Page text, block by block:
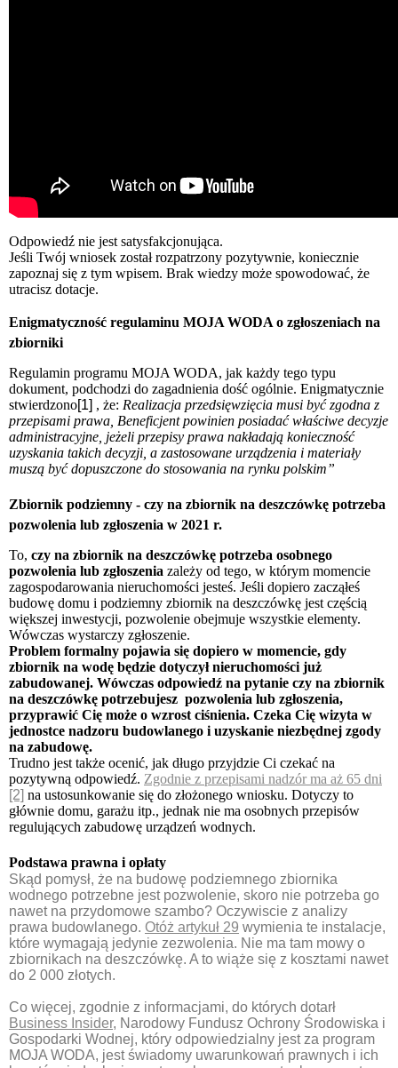
Odpowiedź nie jest satysfakcjonująca.
Jeśli Twój wniosek został rozpatrzony pozytywnie, koniecznie
zapoznaj się z tym wpisem. Brak wiedzy może spowodować, że
utracisz dotacje.
Enigmatyczność regulaminu MOJA WODA o zgłoszeniach na
zbiorniki
Regulamin programu MOJA WODA, jak każdy tego typu
dokument, podchodzi do zagadnienia dość ogólnie. Enigmatycznie
stwierdzono[1] , że: Realizacja przedsięwzięcia musi być zgodna z
przepisami prawa, Beneficjent powinien posiadać właściwe decyzje
administracyjne, jeżeli przepisy prawa nakładają konieczność
uzyskania takich decyzji, a zastosowane urządzenia i materiały
muszą być dopuszczone do stosowania na rynku polskim”
Zbiornik podziemny - czy na zbiornik na deszczówkę potrzeba
pozwolenia lub zgłoszenia w 2021 r.
To, czy na zbiornik na deszczówkę potrzeba osobnego
pozwolenia lub zgłoszenia zależy od tego, w którym momencie
zagospodarowania nieruchomości jesteś. Jeśli dopiero zacząłeś
budowę domu i podziemny zbiornik na deszczówkę jest częścią
większej inwestycji, pozwolenie obejmuje wszystkie elementy.
Wówczas wystarczy zgłoszenie.
Problem formalny pojawia się dopiero w momencie, gdy
zbiornik na wodę będzie dotyczył nieruchomości już
zabudowanej. Wówczas odpowiedź na pytanie czy na zbiornik
na deszczówkę potrzebujesz pozwolenia lub zgłoszenia,
przyprawić Cię może o wzrost ciśnienia. Czeka Cię wizyta w
jednostce nadzoru budowlanego i uzyskanie niezbędnej zgody
na zabudowę.
Trudno jest także ocenić, jak długo przyjdzie Ci czekać na
pozytywną odpowiedź. Zgodnie z przepisami nadzór ma aż 65 dni
[2] na ustosunkowanie się do złożonego wniosku. Dotyczy to
głównie domu, garażu itp., jednak nie ma osobnych przepisów
regulujących zabudowę urządzeń wodnych.
Podstawa prawna i opłaty
Skąd pomysł, że na budowę podziemnego zbiornika
wodnego potrzebne jest pozwolenie, skoro nie potrzeba go
nawet na przydomowe szambo? Oczywiscie z analizy
prawa budowlanego. Otóż artykuł 29 wymienia te instalacje,
które wymagają jedynie zezwolenia. Nie ma tam mowy o
zbiornikach na deszczówkę. A to wiąże się z kosztami nawet
do 2 000 złotych.
Co więcej, zgodnie z informacjami, do których dotarł
Business Insider, Narodowy Fundusz Ochrony Środowiska i
Gospodarki Wodnej, który odpowiedzialny jest za program
MOJA WODA, jest świadomy uwarunkowań prawnych i ich